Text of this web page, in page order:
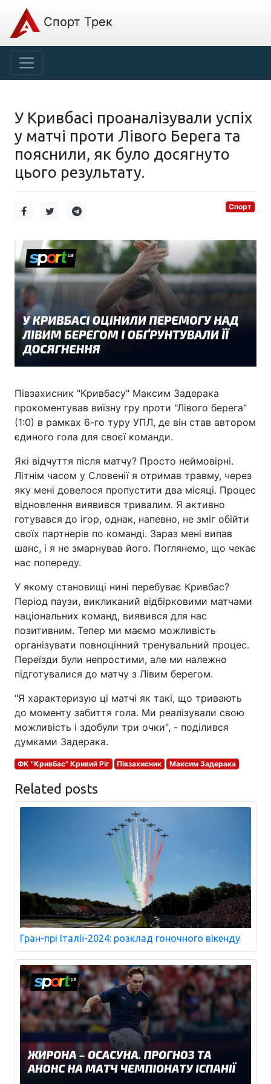
Спорт Трек
У Кривбасі проаналізували успіх
у матчі проти Лівого Берега та
пояснили, як було досягнуто
цього результату.
Спорт
Півзахисник "Кривбасу" Максим Задерака
прокоментував виїзну гру проти "Лівого берега"
(1:0) в рамках 6-го туру УПЛ, де він став автором
єдиного гола для своєї команди.
Які відчуття після матчу? Просто неймовірні.
Літнім часом у Словенії я отримав травму, через
яку мені довелося пропустити два місяці. Процес
відновлення виявився тривалим. Я активно
готувався до ігор, однак, напевно, не зміг обійти
своїх партнерів по команді. Зараз мені випав
шанс, і я не змарнував його. Поглянемо, що чекає
нас попереду.
У якому становищі нині перебуває Кривбас?
Період паузи, викликаний відбірковими матчами
національних команд, виявився для нас
позитивним. Тепер ми маємо можливість
організувати повноцінний тренувальний процес.
Переїзди були непростими, але ми належно
підготувалися до матчу з Лівим берегом.
"Я характеризую ці матчі як такі, що тривають
до моменту забиття гола. Ми реалізували свою
можливість і здобули три очки", - поділився
думками Задерака.
ФК "Кривбас" Кривий Ріг Півзахисник Максим Задерака
Related posts
Гран-прі Італії-2024: розклад гоночного вікенду